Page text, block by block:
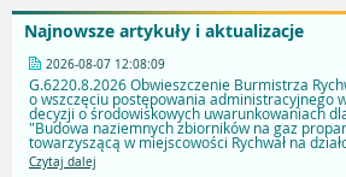
Najnowsze artykuły i aktualizacje
2026-08-07 12:08:09
G.6220.8.2026 Obwieszczenie Burmistrza
o wszczęciu postępowania administracyjnego
decyzji o środowiskowych uwarunkowaniach
"Budowa naziemnych zbiorników na gaz
towarzyszącą w miejscowości Rychwał na
Czytaj dalej